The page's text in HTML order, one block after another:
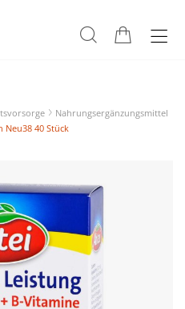
Nahrungsergänzungsmittel
Neu38 40 Stück